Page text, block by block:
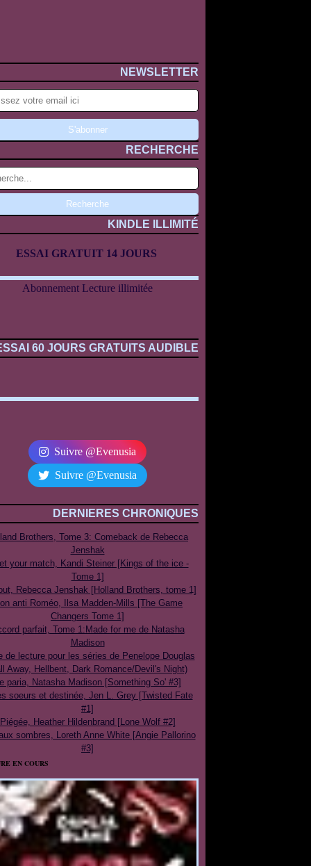
NEWSLETTER
RECHERCHE
KINDLE ILLIMITÉ
ESSAI GRATUIT 14 JOURS
Abonnement Lecture illimitée
60 JOURS GRATUITS AUDIBLE
Suivre @Evenusia
Suivre @Evenusia
DERNIERES CHRONIQUES
Brothers, Tome 3: Comeback de Rebecca
Jenshak
your match, Kandi Steiner [Kings of the ice -
Tome 1]
Rebecca Jenshak [Holland Brothers, tome 1]
anti Roméo, Ilsa Madden-Mills [The Game
Changers Tome 1]
parfait, Tome 1:Made for me de Natasha
Madison
de lecture pour les séries de Penelope Douglas
Away, Hellbent, Dark Romance/Devil's Night)
paria, Natasha Madison [Something So' #3]
soeurs et destinée, Jen L. Grey [Twisted Fate
#1]
Piégée, Heather Hildenbrand [Lone Wolf #2]
sombres, Loreth Anne White [Angie Pallorino
#3]
EN COURS